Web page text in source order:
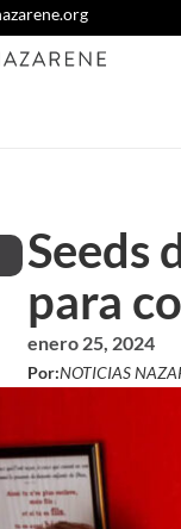
Seeds
para
enero 25, 2024
Por:NOTICIAS